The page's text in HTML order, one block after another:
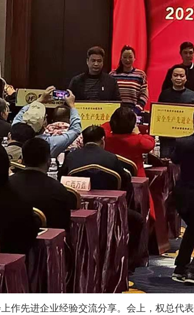
作先进企业经验交流分享。会上，权总代